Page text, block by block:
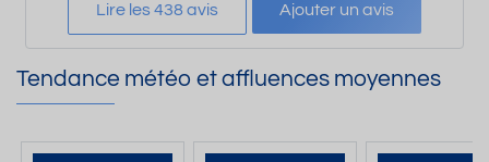
Lire les 438 avis Ajouter un avis
Tendance météo et affluences moyennes